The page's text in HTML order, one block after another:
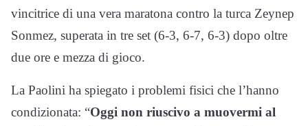
vincitrice di una vera maratona contro la turca Zeynep
Sonmez, superata in tre set (6-3, 6-7, 6-3) dopo oltre
due ore e mezza di gioco.
La Paolini ha spiegato i problemi fisici che l’hanno
condizionata: “Oggi non riuscivo a muovermi al